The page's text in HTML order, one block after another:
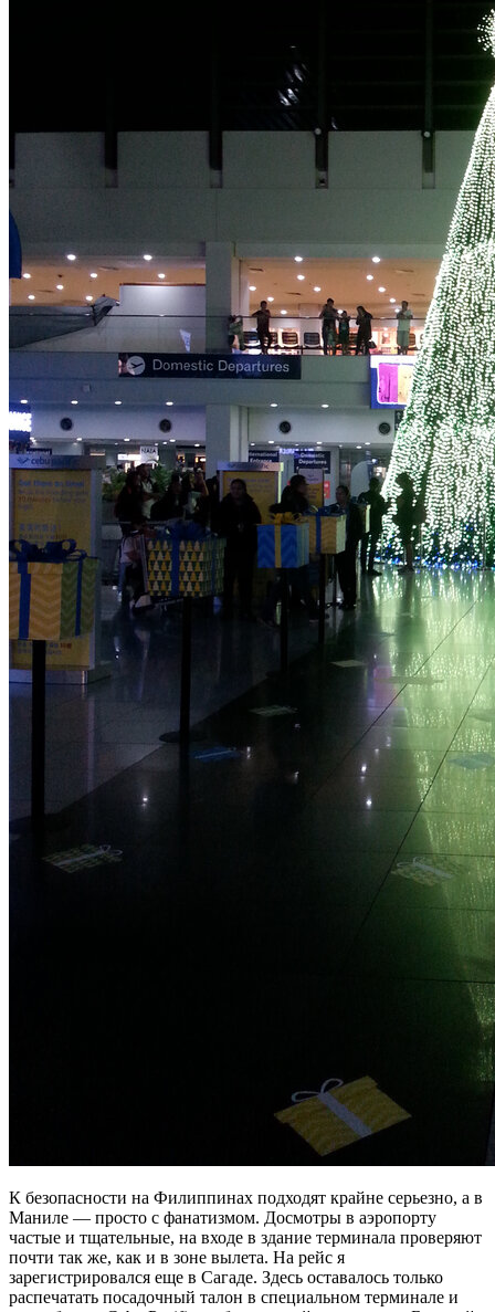
К безопасности на Филиппинах подходят крайне серьезно, а в
Маниле — просто с фанатизмом. Досмотры в аэропорту
частые и тщательные, на входе в здание терминала проверяют
почти так же, как и в зоне вылета. На рейс я
зарегистрировался еще в Сагаде. Здесь оставалось только
распечатать посадочный талон в специальном терминале и